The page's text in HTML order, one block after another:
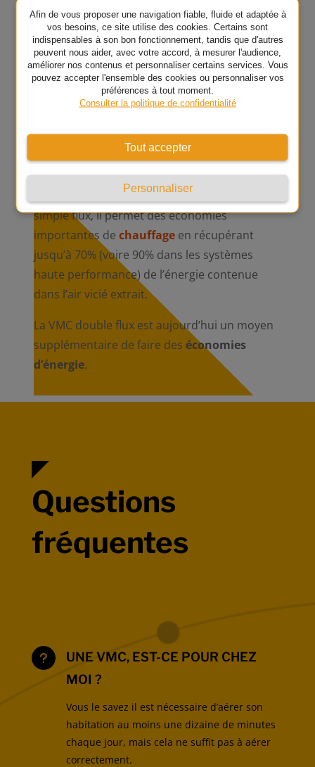
A ne pas utiliser dans notre belle région il n’y
fait pas assez froid ! Elle permet de limiter les
pertes de chaleur inhérentes à la ventilation
car ce système récupère la chaleur de l’air vicié
extrait de la maison et l’utilise pour réchauffer
l’air neuf filtré venant de l’extérieur.
Un ventilateur pulse cet air neuf préchauffé
dans les pièces principales par le biais de
bouche d’insufflation. Bien que cet
équipement soit plus coûteux qu’un modèle
simple flux, il permet des économies
importantes dechauffage en récupérant
jusqu’à 70% (voire 90% dans les systèmes
haute performance) de l’énergie contenue
dans l’air vicié extrait.
La VMC double flux est aujourd’hui un moyen
supplémentaire de faire des économies
d’énergie.
Questions
fréquentes
u
UNE VMC, EST-CE POUR CHEZ
MOI ?
Vous le savez il est nécessaire d’aérer son
habitation au moins une dizaine de minutes
chaque jour, mais cela ne suffit pas à aérer
correctement.
Afin de vous proposer une navigation fiable, fluide et adaptée à
vos besoins, ce site utilise des cookies. Certains sont
indispensables à son bon fonctionnement, tandis que d'autres
peuvent nous aider, avec votre accord, à mesurer l'audience,
améliorer nos contenus et personnaliser certains services. Vous
pouvez accepter l'ensemble des cookies ou personnaliser vos
préférences à tout moment.
Consulter la politique de confidentialité
Tout accepter
Personnaliser